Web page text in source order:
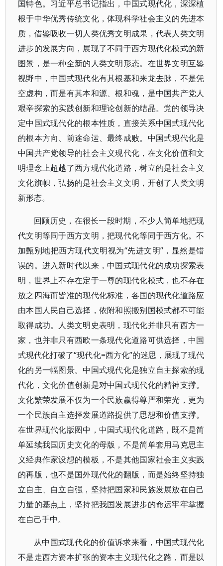
国特色。习近平总书记指出，中国式现代化，深深植
根于中华优秀传统文化，体现科学社会主义的先进本
质，借鉴吸收一切人类优秀文明成果，代表人类文明
进步的发展方向，展现了不同于西方现代化模式的新
图景，是一种全新的人类文明形态。在世界文明互鉴
视野中，中国式现代化有其根基和来龙去脉，不是凭
空虚构，而是有其本和源、根和魂，是中国共产党人
艰辛探索的实践创新和理论创新的结晶。党的领导决
定中国式现代化的根本性质，直接关系中国式现代化
的根本方向、前途命运、最终成败。中国式现代化是
中国共产党领导的社会主义现代化，在文化价值和文
明理念上超越了西方现代化道路，树立的是社会主义
文化旗帜，弘扬的是社会主义文明，开创了人类文明
新形态。
回顾历史，在很长一段时期，不少人简单地把现
代文明等同于西方文明，把现代化等同于西方化。不
加甄别地把西方现代文明视为“先进文明”，显然是错
误的。进入新时代以来，中国式现代化的成功探索表
明，世界上不存在定于一尊的现代化模式，也不存在
放之四海而皆准的现代化标准，各国的现代化道路应
由本国人民自己选择，依附和照搬别国模式都不可能
取得成功。人类文明史表明，现代化并非只有西方一
家，也并非只有西欧一条现代化道路可供选择，中国
式现代化打破了“现代化=西方化”的迷思，展现了现代
化的另一幅图景。中国式现代化是独立自主探索的现
代化，文化价值创新是对中国式现代化的精神支撑。
文化繁荣发展不仅为一个民族赢得尊严和荣光，更为
一个民族自主选择发展道路提供了思想和价值支撑。
在世界现代化版图中，中国式现代化道路，既不是简
单延续我国历史文化的母版，不是简单套用马克思主
义经典作家设想的模板，不是其他国家社会主义实践
的再版，也不是国外现代化的翻版，而是始终坚持独
立自主、自立自强，坚持把国家和民族发展放在自己
力量的基点上，坚持把我国发展进步的命运牢牢掌握
在自己手中。
从中国式现代化的价值诉求来看，中国式现代化
不是走西方资本扩张的资本主义现代化之路，而是以